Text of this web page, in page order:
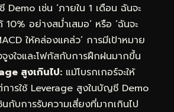
เช่น ‘ภายใน 1 เดือน ฉันจะ
10% อย่างสม่ำเสมอ’ หรือ ‘ฉันจะ
ให้คล่องแคล่ว’ การมีเป้าหมาย
งใจและโฟกัสกับการฝึกฝนมากขึ้น
สูงเกินไป: แม้โบรกเกอร์จะให้
ารใช้ Leverage สูงในบัญชี Demo
กับการรับความเสี่ยงที่มากเกินไป